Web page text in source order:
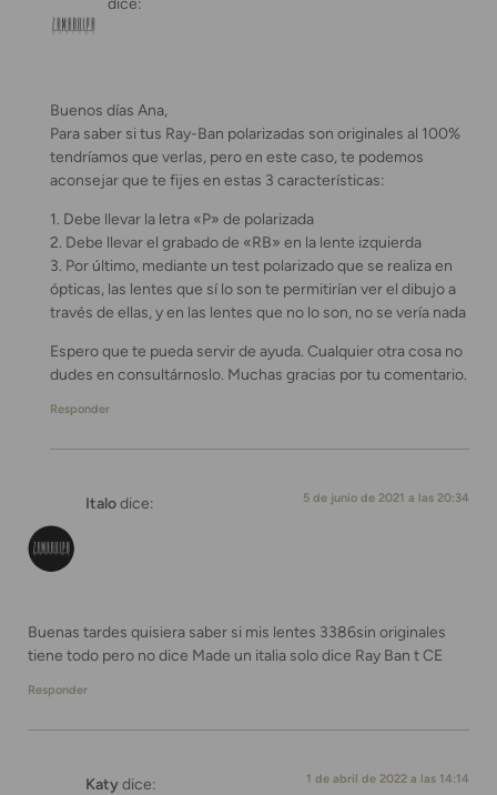
Buenos días Ana,
Para saber si tus Ray-Ban polarizadas son originales al 100%
tendríamos que verlas, pero en este caso, te podemos
aconsejar que te fijes en estas 3 características:
1. Debe llevar la letra «P» de polarizada
2. Debe llevar el grabado de «RB» en la lente izquierda
3. Por último, mediante un test polarizado que se realiza en
ópticas, las lentes que sí lo son te permitirían ver el dibujo a
través de ellas, y en las lentes que no lo son, no se vería nada
Espero que te pueda servir de ayuda. Cualquier otra cosa no
dudes en consultárnoslo. Muchas gracias por tu comentario.
Responder
Italodice: 5 de junio de 2021 a las 20:34
Buenas tardes quisiera saber si mis lentes 3386sin originales
tiene todo pero no dice Made un italia solo dice Ray Ban t CE
Responder
Katydice: 1 de abril de 2022 a las 14:14